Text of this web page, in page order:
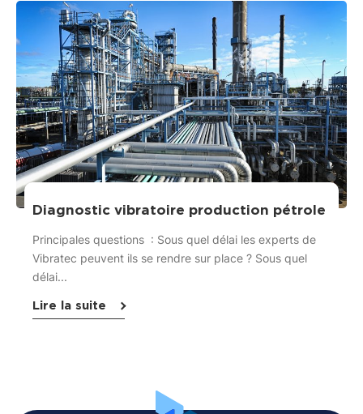
Diagnostic vibratoire production pétrole
Principales questions : Sous quel délai les experts de
Vibratec peuvent ils se rendre sur place ? Sous quel
délai...
Lire la suite